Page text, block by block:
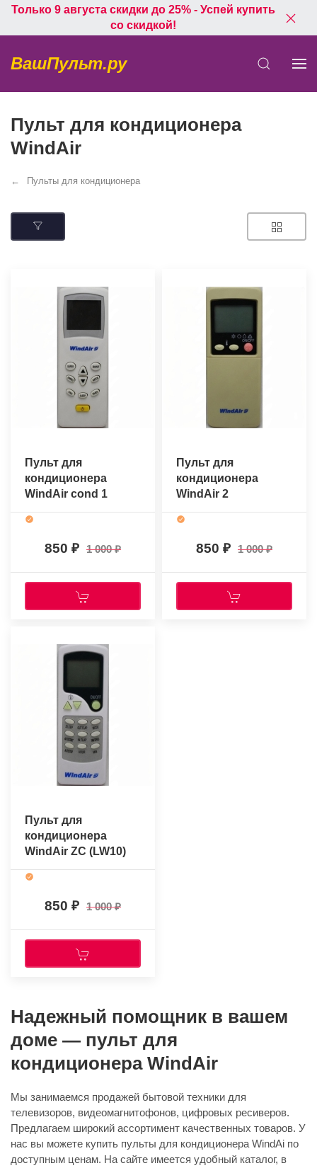
Только 9 августа скидки до 25% - Успей купить
со скидкой!
ВашПульт.ру
Пульт для кондиционера
WindAir
Пульты для кондиционера
Пульт для
кондиционера
WindAir cond 1
(оригинальный)
850 1 000
Пульт для
кондиционера
WindAir 2
(оригинальный)
850 1 000
Пульт для
кондиционера
WindAir ZC (LW10)
(оригинальный)
850 1 000
Надежный помощник в вашем
доме — пульт для
кондиционера WindAir
Мы занимаемся продажей бытовой техники для
телевизоров, видеомагнитофонов, цифровых ресиверов.
Предлагаем широкий ассортимент качественных товаров. У
нас вы можете купить пульты для кондиционера WindAi по
доступным ценам. На сайте имеется удобный каталог, в